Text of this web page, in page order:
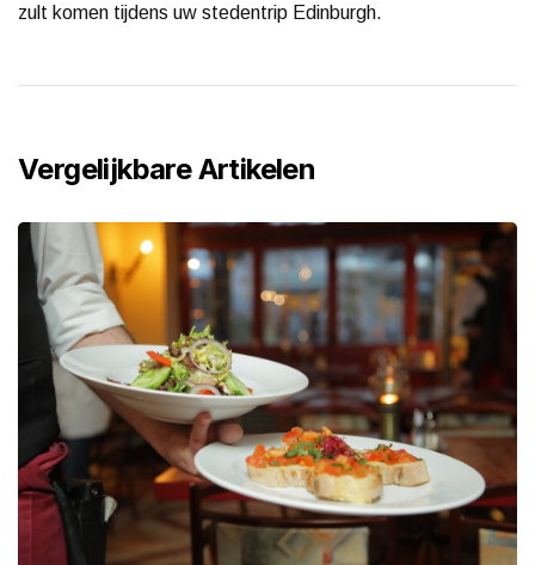
zult komen tijdens uw stedentrip Edinburgh.
Vergelijkbare Artikelen